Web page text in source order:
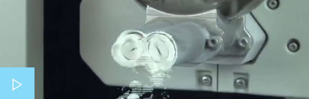
Play video